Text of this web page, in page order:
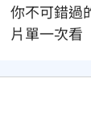
你不可錯過
片單一次看